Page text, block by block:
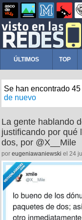
ÚLTIMOS TOP
Se han encontrado
de nuevo
La gente hablando
justificando por qué
dos, por @X__Mile
por eugeniawaniewski el 24